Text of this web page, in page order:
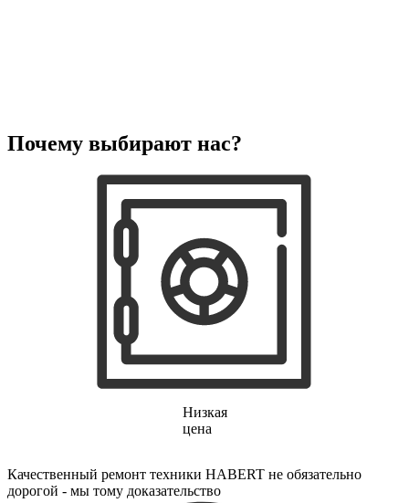
Почему выбирают нас?
Низкая
цена
Качественный ремонт техники HABERT не обязательно
дорогой - мы тому доказательство